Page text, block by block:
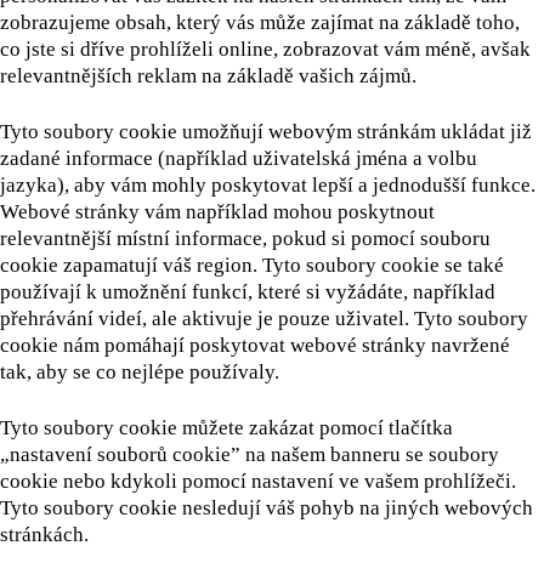
zobrazujeme obsah, který vás může zajímat na základě toho,
co jste si dříve prohlíželi online, zobrazovat vám méně, avšak
relevantnějších reklam na základě vašich zájmů.
Tyto soubory cookie umožňují webovým stránkám ukládat již
zadané informace (například uživatelská jména a volbu
jazyka), aby vám mohly poskytovat lepší a jednodušší funkce.
Webové stránky vám například mohou poskytnout
relevantnější místní informace, pokud si pomocí souboru
cookie zapamatují váš region. Tyto soubory cookie se také
používají k umožnění funkcí, které si vyžádáte, například
přehrávání videí, ale aktivuje je pouze uživatel. Tyto soubory
cookie nám pomáhají poskytovat webové stránky navržené
tak, aby se co nejlépe používaly.
Tyto soubory cookie můžete zakázat pomocí tlačítka
„nastavení souborů cookie” na našem banneru se soubory
cookie nebo kdykoli pomocí nastavení ve vašem prohlížeči.
Tyto soubory cookie nesledují váš pohyb na jiných webových
stránkách.